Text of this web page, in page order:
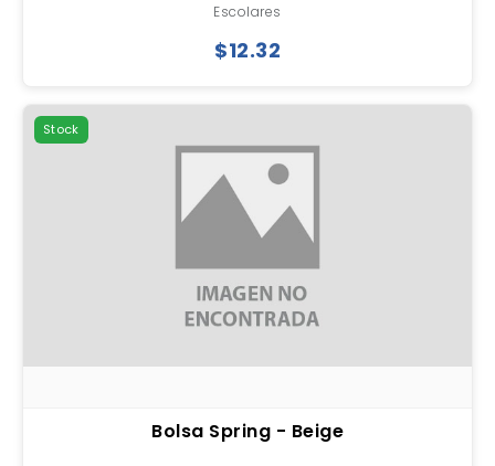
Escolares
$12.32
Stock
Bolsa Spring - Beige